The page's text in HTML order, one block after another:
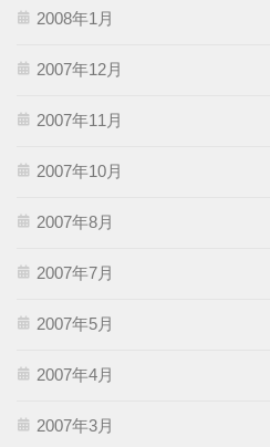
2008年1月
2007年12月
2007年11月
2007年10月
2007年8月
2007年7月
2007年5月
2007年4月
2007年3月